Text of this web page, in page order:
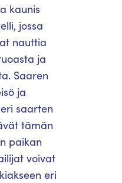
kaunis
jossa
nauttia
ja
Saaren
ja
saarten
tämän
paikan
voivat
eri